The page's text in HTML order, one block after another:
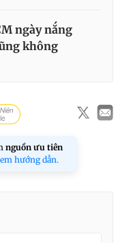
ngày nắng
không
nguồn ưu tiên
hướng dẫn.